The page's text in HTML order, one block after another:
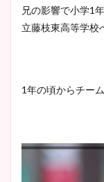
兄の影響で小学1
立藤枝東高等学校
1年の頃からチー